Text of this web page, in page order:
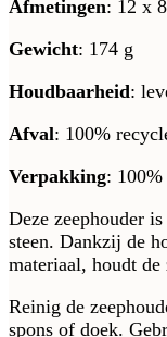
Afmetingen: 12 x
Gewicht: 174 g
Houdbaarheid:
Afval: 100%
Verpakking:
Deze zeephouder
steen. Dankzij de
materiaal, houdt de
Reinig de
spons of doek.